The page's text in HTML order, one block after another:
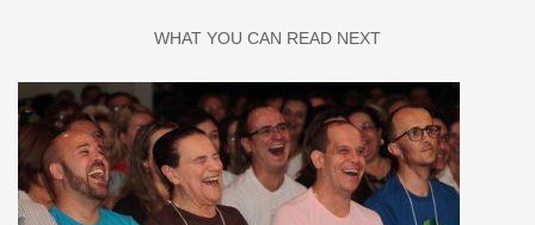
WHAT YOU CAN READ NEXT